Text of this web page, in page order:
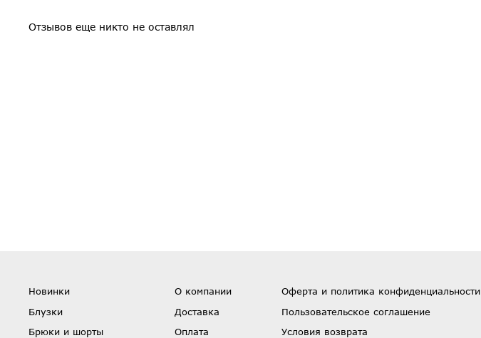
Отзывов еще никто не оставлял
Новинки
Блузки
Брюки и шорты
О компании
Доставка
Оплата
Оферта и политика конфиденциальности
Пользовательское соглашение
Условия возврата